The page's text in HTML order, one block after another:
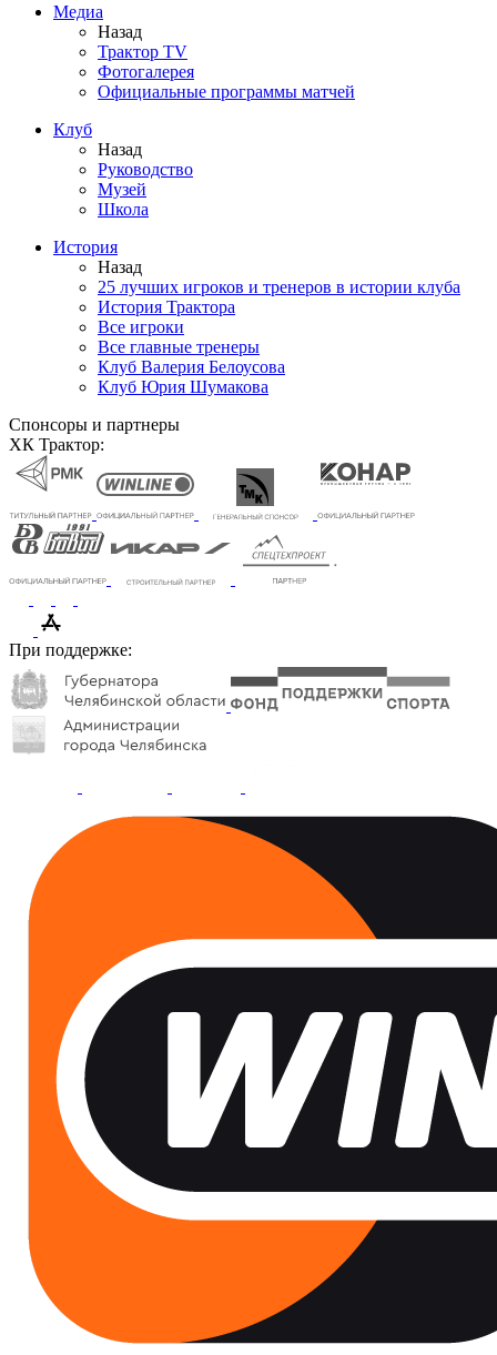
Медиа
Назад
Трактор TV
Фотогалерея
Официальные программы матчей
Клуб
Назад
Руководство
Музей
Школа
История
Назад
25 лучших игроков и тренеров в истории клуба
История Трактора
Все игроки
Все главные тренеры
Клуб Валерия Белоусова
Клуб Юрия Шумакова
Спонсоры и партнеры
ХК Трактор:
При поддержке: